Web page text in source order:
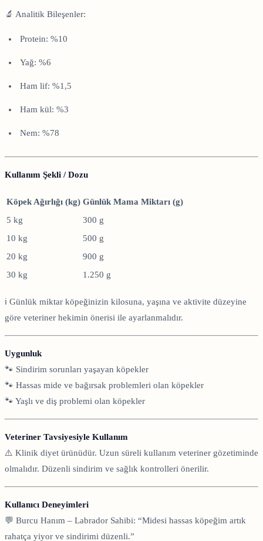
🔬 Analitik Bileşenler:
Protein: %10
Yağ: %6
Ham lif: %1,5
Ham kül: %3
Nem: %78
Kullanım Şekli / Dozu
Köpek Ağırlığı (kg) Günlük Mama Miktarı (g)
5 kg
300 g
10 kg
500 g
20 kg
900 g
30 kg
1.250 g
ℹ️ Günlük miktar köpeğinizin kilosuna, yaşına ve aktivite düzeyine
göre veteriner hekimin önerisi ile ayarlanmalıdır.
Uygunluk
🐾 Sindirim sorunları yaşayan köpekler
🐾 Hassas mide ve bağırsak problemleri olan köpekler
🐾 Yaşlı ve diş problemi olan köpekler
Veteriner Tavsiyesiyle Kullanım
⚠️ Klinik diyet ürünüdür. Uzun süreli kullanım veteriner gözetiminde
olmalıdır. Düzenli sindirim ve sağlık kontrolleri önerilir.
Kullanıcı Deneyimleri
💬 Burcu Hanım – Labrador Sahibi: “Midesi hassas köpeğim artık
rahatça yiyor ve sindirimi düzenli.”